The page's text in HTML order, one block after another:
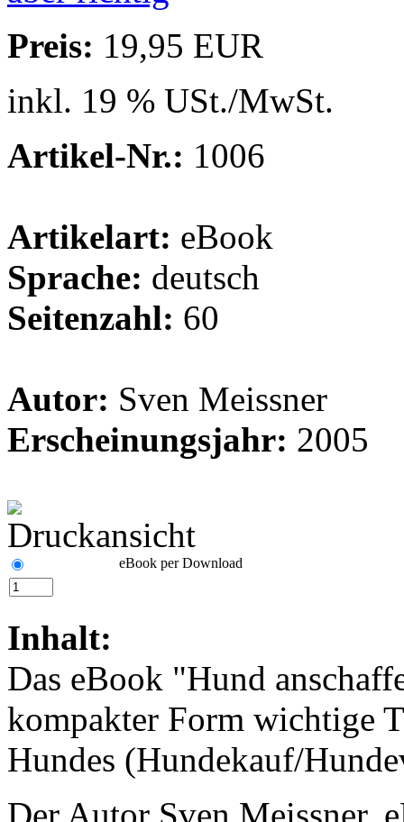
Preis: 19,95 EUR
inkl. 19 % USt./MwSt.
Artikel-Nr.: 1006
Artikelart: eBook
Sprache: deutsch
Seitenzahl: 60
Autor: Sven Meissner
Erscheinungsjahr: 2005
eBook per Download
Inhalt:
Das eBook "Hund
kompakter Form wichtige
Hundes (Hundekauf/
Der Autor Sven Meissner,